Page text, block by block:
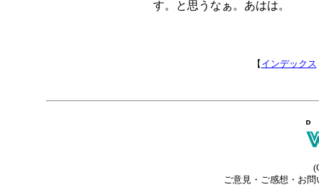
す。と思うなぁ。あはは。
【 インデックス
ご意見・ご感想・お